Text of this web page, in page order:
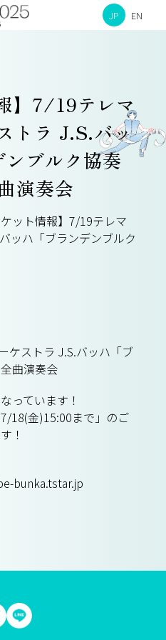
JP EN
】7/19テレマ
トラ J.S.バッ
ブルク協奏
演奏会
ケット情報】7/19テレマ
ッハ「ブランデンブルク
ケストラ J.S.バッハ「ブ
曲演奏会
っています！
18(金)15:00まで」のご
！
bunka.tstar.jp